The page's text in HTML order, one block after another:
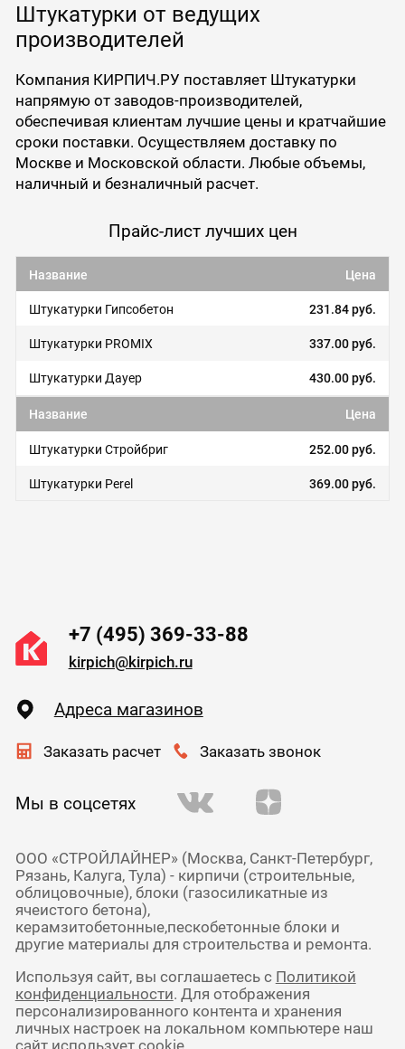
Штукатурки от ведущих
производителей
Компания КИРПИЧ.РУ поставляет Штукатурки
напрямую от заводов-производителей,
обеспечивая клиентам лучшие цены и кратчайшие
сроки поставки. Осуществляем доставку по
Москве и Московской области. Любые объемы,
наличный и безналичный расчет.
Прайс-лист лучших цен
Название Цена
Штукатурки Гипсобетон 231.84 руб.
Штукатурки PROMIX 337.00 руб.
Штукатурки Дауер 430.00 руб.
Название Цена
Штукатурки Стройбриг 252.00 руб.
Штукатурки Perel 369.00 руб.
+7 (495) 369-33-88
kirpich@kirpich.ru
Адреса магазинов
Заказать расчет Заказать звонок
Мы в соцсетях
ООО «СТРОЙЛАЙНЕР» (Москва, Санкт-Петербург,
Рязань, Калуга, Тула) - кирпичи (строительные,
облицовочные), блоки (газосиликатные из
ячеистого бетона),
керамзитобетонные,пескобетонные блоки и
другие материалы для строительства и ремонта.
Используя сайт, вы соглашаетесь с Политикой
конфиденциальности. Для отображения
персонализированного контента и хранения
личных настроек на локальном компьютере наш
сайт использует cookie.